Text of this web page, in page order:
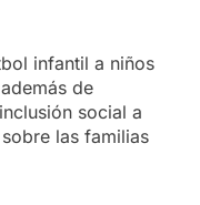
infantil a niños
de
social a
las familias